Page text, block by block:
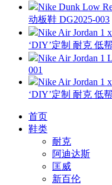
Nike Dunk Low
动板鞋 DG2025-003
Nike Air Jordan 1
‘DIY’定制 耐克 低
Nike Air Jordan 1
001
Nike Air Jordan 1
‘DIY’定制 耐克 低
首页
鞋类
耐克
阿迪达斯
匡威
新百伦